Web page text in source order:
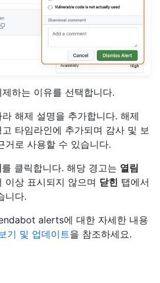
하는 이유를 선택합니다.
해제 설명을 추가합니다. 해제
타임라인에 추가되며 감사 및 보
거로 사용할 수 있습니다.
를 클릭합니다. 해당 경고는 열림
이상 표시되지 않으며 닫힌 탭에서
니다.
alerts에 대한 자세한 내용
기 및 업데이트을 참조하세요.